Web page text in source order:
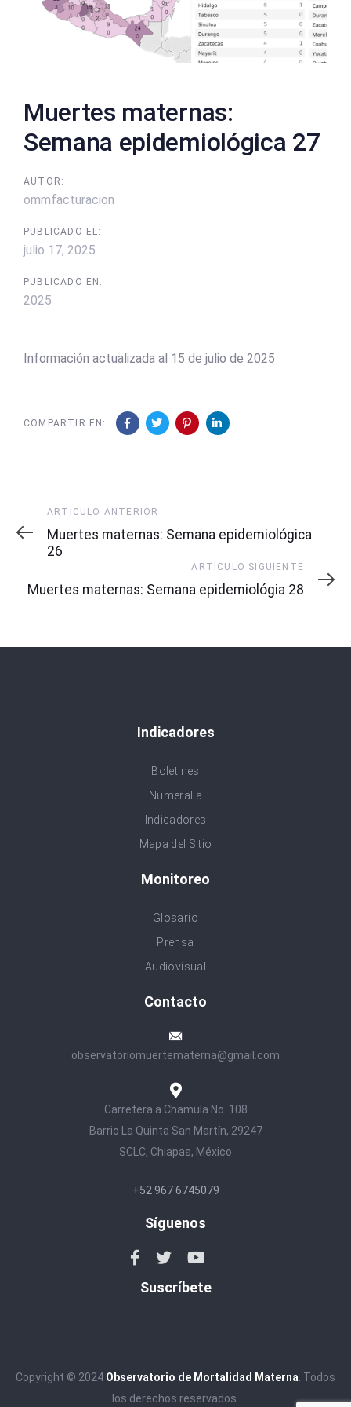
Muertes maternas:
Semana epidemiológica 27
AUTOR:
ommfacturacion
PUBLICADO EL:
julio 17, 2025
PUBLICADO EN:
2025
Información actualizada al 15 de julio de 2025
COMPARTIR EN:
Artículo
Anterior
ARTÍCULO ANTERIOR
Muertes maternas: Semana epidemiológica
26
Siguiente
ARTÍCULO SIGUIENTE
Muertes maternas: Semana epidemiológia 28
Indicadores
Boletines
Numeralia
Indicadores
Mapa del Sitio
Monitoreo
Glosario
Prensa
Audiovisual
Contacto
observatoriomuertematerna@gmail.com
Carretera a Chamula No. 108
Barrio La Quinta San Martín, 29247
SCLC, Chiapas, México
+52 967 6745079
Síguenos
Suscríbete
Copyright © 2024 Observatorio de Mortalidad Materna . Todos
los derechos reservados.